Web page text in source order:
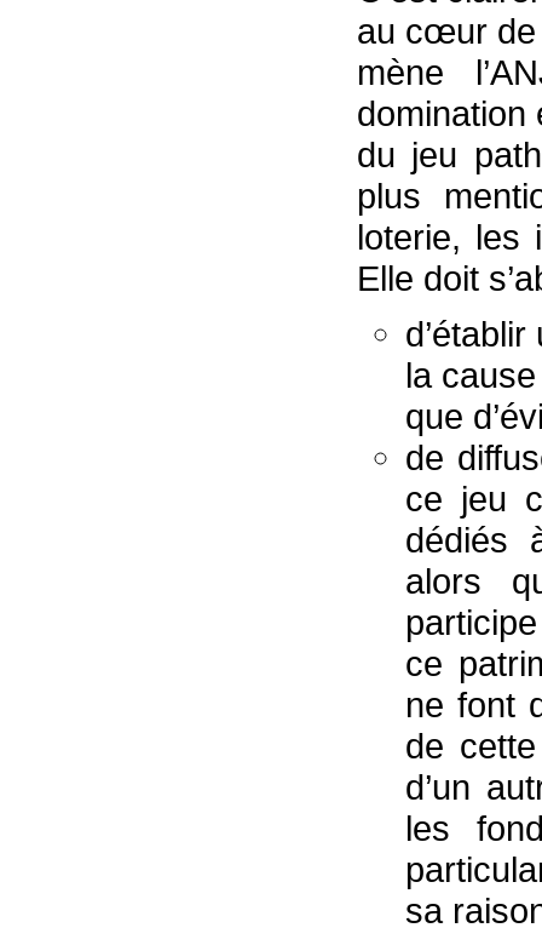
au cœur de
mène
domination
du jeu
plus
loterie, les
Elle doit
la
que
de
ce jeu
dédiés
alors
ce
ne font
de
d’un
les
sa